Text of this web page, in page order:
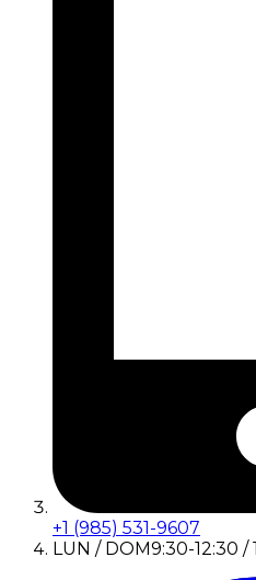
+1 (985) 531-9607
LUN / DOM9:30-12:30 /